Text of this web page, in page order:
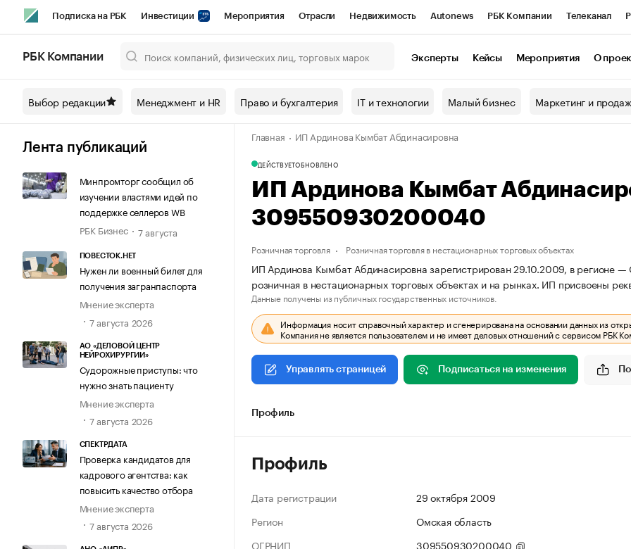
Подписка на РБК Инвестиции Мероприятия Отрасли Недвижимость Autonews РБК Компании Телеканал
Спецпроекты СПб Конференции СПб Спецпроекты Проверка контрагентов
Технологии и медиа Рынок наличной валюты
РБК Компании Эксперты Кейсы Мероприятия О
Выбор редакции Менеджмент и HR Право и бухгалтерия IT и технологии Малый бизнес Маркетинг и
Лента публикаций
Минпромторг сообщил об
изучении властями идей по
поддержке селлеров WB
РБК Бизнес
7 августа
ПОВЕСТОК.НЕТ
Нужен ли военный билет для
получения загранпаспорта
Мнение эксперта
7 августа 2026
АО «ДЕЛОВОЙ ЦЕНТР
НЕЙРОХИРУРГИИ»
Судорожные приступы: что
нужно знать пациенту
Мнение эксперта
7 августа 2026
СПЕКТРДАТА
Проверка кандидатов для
кадрового агентства: как
повысить качество отбора
Мнение эксперта
7 августа 2026
Главная ИП Ардинова Кымбат Абдинасировна
ДЕЙСТВУЕТОБНОВЛЕНО
ИП Ардинова Кымбат
309550930200040
Розничная торговля Розничная торговля в нестационарных торговых объектах
ИП Ардинова Кымбат Абдинасировна зарегистрирован 29.10.2009, в регионе —
розничная в нестационарных торговых объектах и на рынках. ИП
Данные получены из публичных государственных источников.
Информация носит справочный характер и сгенерирована на основании данных из
Компания не является пользователем и не имеет деловых отношений с сервисом РБК
Управлять страницей Подписаться на изменения
Профиль
Профиль
Дата регистрации
29 октября 2009
Регион
Омская область
ОГРНИП
309550930200040